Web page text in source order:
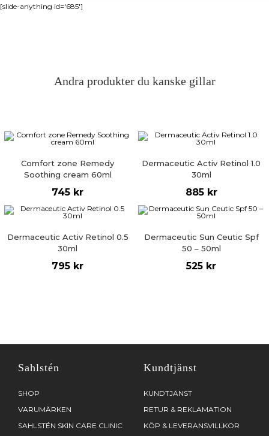
[slide-anything id='685']
Andra produkter du kanske gillar
Comfort zone Remedy
Soothing cream 60ml
745 kr
Dermaceutic Activ Retinol 1.0
30ml
885 kr
Dermaceutic Activ Retinol 0.5
30ml
795 kr
Dermaceutic Sun Ceutic Spf
50 – 50ml
525 kr
Sahlstén
SHOP
VARUMÄRKEN
SAHLSTÉN SKIN CARE CLINIC
Kundtjänst
KUNDTJÄNST
RETUR & REKLAMATION
KÖP & LEVERANSVILLKOR